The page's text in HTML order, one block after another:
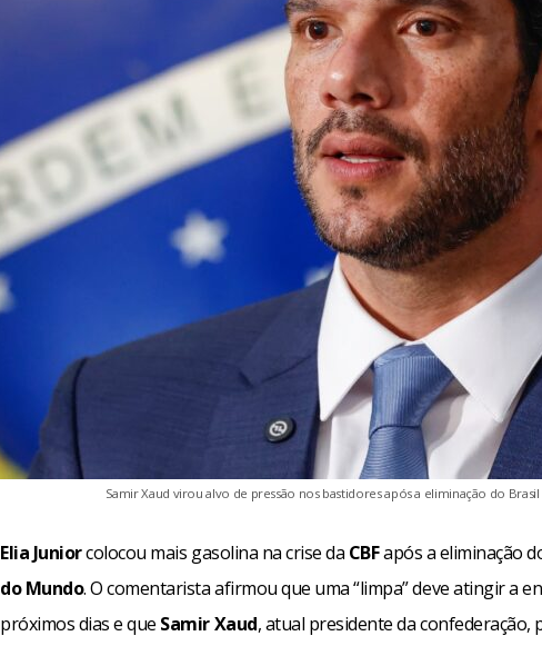
Samir Xaud virou alvo de pressão nos bastidores após a eliminação do Brasil
Elia Juniorcolocou mais gasolina na crise da CBFapós a eliminação
do Mundo. O comentarista afirmou que uma “limpa” deve atingir a
próximos dias e que Samir Xaud, atual presidente da confederação,